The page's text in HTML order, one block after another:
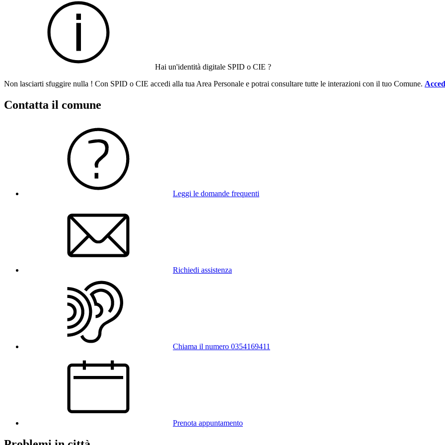
Hai un'identità digitale SPID o CIE ?
Non lasciarti sfuggire nulla ! Con SPID o CIE accedi alla tua Area Personale e potrai consultare tutte le interazioni con il tuo Comune.
Contatta il comune
Leggi le domande frequenti
Richiedi assistenza
Chiama il numero 0354169411
Prenota appuntamento